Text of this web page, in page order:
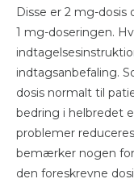
Disse er 2 mg-dosis
1 mg-doseringen.
indtagsanbefaling.
dosis normalt til
bedring i helbredet
problemer
bemærker nogen
den foreskrevne